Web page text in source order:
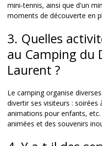
mini-tennis, ainsi que d'un
moments de découverte en
3. Quelles
au Camping du
Laurent ?
Le camping organise
divertir ses visiteurs :
animations pour enfants,
animées et des souvenirs